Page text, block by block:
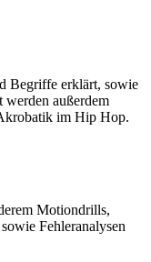
Begriffe erklärt, sowie
werden außerdem
im Hip Hop.
Motiondrills,
Fehleranalysen